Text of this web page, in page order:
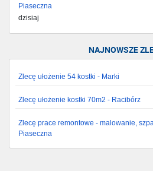
Piaseczna
dzisiaj
NAJNOWSZE
Zlecę ułożenie 54 kostki - Marki
Zlecę ułożenie kostki 70m2 - Racibórz
Zlecę prace remontowe - malowanie,
Piaseczna